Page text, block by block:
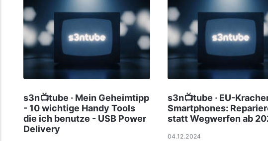
s3n📺tube · Mein Geheimtipp
- 10 wichtige Handy Tools
die ich benutze - USB Power
Delivery
s3n📺tube · EU-
Smartphones:
statt Wegwerfen ab
04.12.2024